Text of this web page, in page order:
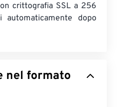
crittografia SSL a 256
dopo
nel formato